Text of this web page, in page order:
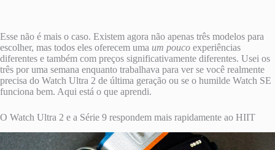
Esse não é mais o caso. Existem agora não apenas três modelos para
escolher, mas todos eles oferecem uma um pouco experiências
diferentes e também com preços significativamente diferentes. Usei os
três por uma semana enquanto trabalhava para ver se você realmente
precisa do Watch Ultra 2 de última geração ou se o humilde Watch SE
funciona bem. Aqui está o que aprendi.
O Watch Ultra 2 e a Série 9 respondem mais rapidamente ao HIIT